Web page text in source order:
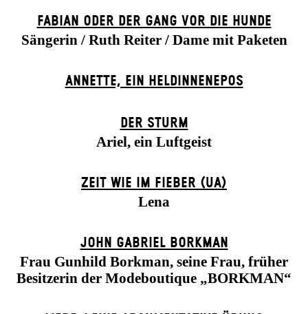
FABIAN ODER DER GANG VOR DIE HUNDE
Sängerin / Ruth Reiter / Dame mit Paketen
ANNETTE, EIN HELDINNENEPOS
DER STURM
Ariel, ein Luftgeist
ZEIT WIE IM FIEBER (UA)
Lena
JOHN GABRIEL BORKMAN
Frau Gunhild Borkman, seine Frau, früher
Besitzerin der Modeboutique „BORKMAN“